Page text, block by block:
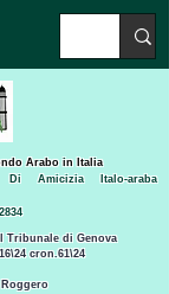
Tribunale di Genova
cron.61\24
Arabo in Italia
Di Amicizia Italo-araba